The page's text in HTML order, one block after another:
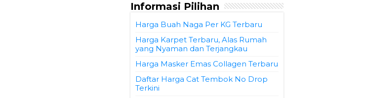
Informasi Pilihan
Harga Buah Naga Per KG Terbaru
Harga Karpet Terbaru, Alas Rumah
yang Nyaman dan Terjangkau
Harga Masker Emas Collagen Terbaru
Daftar Harga Cat Tembok No Drop
Terkini